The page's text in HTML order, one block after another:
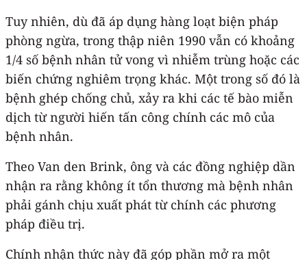
Tuy nhiên, dù đã áp dụng hàng loạt biện pháp
phòng ngừa, trong thập niên 1990 vẫn có khoảng
1/4 số bệnh nhân tử vong vì nhiễm trùng hoặc các
biến chứng nghiêm trọng khác. Một trong số đó là
bệnh ghép chống chủ, xảy ra khi các tế bào miễn
dịch từ người hiến tấn công chính các mô của
bệnh nhân.
Theo Van den Brink, ông và các đồng nghiệp dần
nhận ra rằng không ít tổn thương mà bệnh nhân
phải gánh chịu xuất phát từ chính các phương
pháp điều trị.
Chính nhận thức này đã góp phần mở ra một